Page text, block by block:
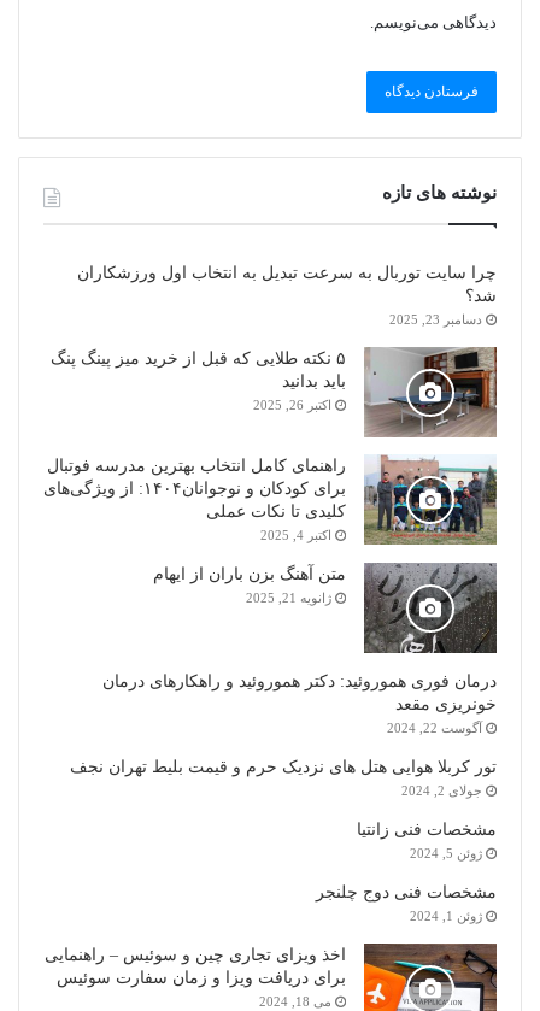
دیدگاهی می‌نویسم.
نوشته های تازه
چرا سایت توربال به ‌سرعت تبدیل به انتخاب اول ورزشکاران
شد؟
دسامبر 23, 2025
۵ نکته طلایی که قبل از خرید میز پینگ پنگ
باید بدانید
اکتبر 26, 2025
راهنمای کامل انتخاب بهترین مدرسه فوتبال
برای کودکان و نوجوانان۱۴۰۴: از ویژگی‌های
کلیدی تا نکات عملی
اکتبر 4, 2025
متن آهنگ بزن باران از ایهام
ژانویه 21, 2025
درمان فوری هموروئید: دکتر هموروئید و راهکارهای درمان
خونریزی مقعد
آگوست 22, 2024
تور کربلا هوایی هتل های نزدیک حرم و قیمت بلیط تهران نجف
جولای 2, 2024
مشخصات فنی زانتیا
ژوئن 5, 2024
مشخصات فنی دوج چلنجر
ژوئن 1, 2024
اخذ ویزای تجاری چین و سوئیس – راهنمایی
برای دریافت ویزا و زمان سفارت سوئیس
می 18, 2024